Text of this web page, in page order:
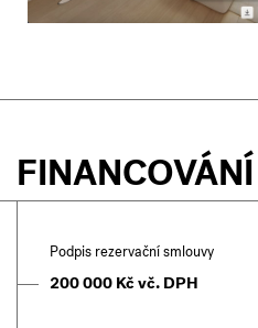
FINANCOVÁNÍ
Podpis rezervační smlouvy
200 000 Kč vč. DPH